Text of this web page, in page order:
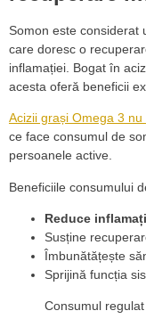
Somon este considerat
care doresc o
inflamației. Bogat în
acesta oferă beneficii
Acizii grași Omega 3
ce face consumul de
persoanele active.
Beneficiile consumului
Reduce
Susține
Îmbunătățește
Sprijină funcția
Consumul